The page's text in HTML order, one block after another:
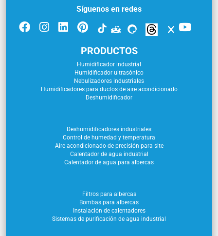
Síguenos en redes
PRODUCTOS
Humidificador industrial
Humidificador ultrasónico
Nebulizadores industriales
Humidificadores para ductos de aire acondicionado
Deshumidificador
Deshumidificadores industriales
Control de humedad y temperatura
Aire acondicionado de precisión para site
Calentador de agua industrial
Calentador de agua para albercas
Filtros para albercas
Bombas para albercas
Instalación de calentadores
Sistemas de purificación de agua industrial